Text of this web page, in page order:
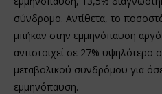
σύνδρομο. Αντίθετα, το
μπήκαν στην εμμηνόπαυση
αντιστοιχεί σε 27% υψηλότερο
μεταβολικού συνδρόμου για
εμμηνόπαυση.